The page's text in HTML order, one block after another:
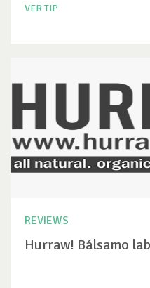
VER TIP
REVIEWS
Hurraw! Bálsamo